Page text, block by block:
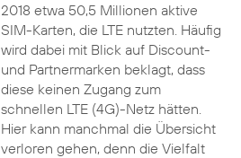
2018 etwa 50,5 Millionen aktive
SIM-Karten, die LTE nutzten. Häufig
wird dabei mit Blick auf Discount-
und Partnermarken beklagt, dass
diese keinen Zugang zum
schnellen LTE (4G)-Netz hätten.
Hier kann manchmal die Übersicht
verloren gehen, denn die Vielfalt